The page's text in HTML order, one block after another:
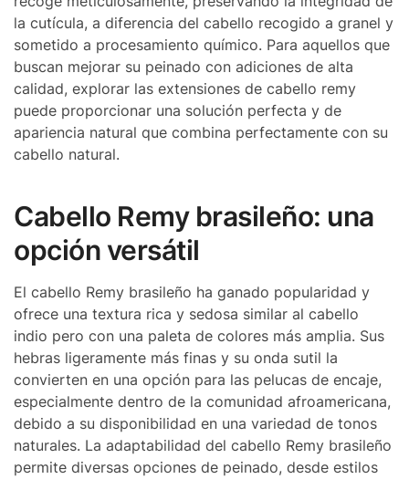
la cutícula, a diferencia del cabello recogido a granel y
sometido a procesamiento químico. Para aquellos que
buscan mejorar su peinado con adiciones de alta
calidad, explorar las extensiones de cabello remy
puede proporcionar una solución perfecta y de
apariencia natural que combina perfectamente con su
cabello natural.
Cabello Remy brasileño: una
opción versátil
El cabello Remy brasileño ha ganado popularidad y
ofrece una textura rica y sedosa similar al cabello
indio pero con una paleta de colores más amplia. Sus
hebras ligeramente más finas y su onda sutil la
convierten en una opción para las pelucas de encaje,
especialmente dentro de la comunidad afroamericana,
debido a su disponibilidad en una variedad de tonos
naturales. La adaptabilidad del cabello Remy brasileño
permite diversas opciones de peinado, desde estilos